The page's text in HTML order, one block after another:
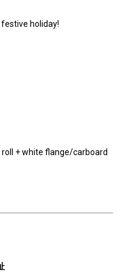
holiday!
roll + white flange/carboard